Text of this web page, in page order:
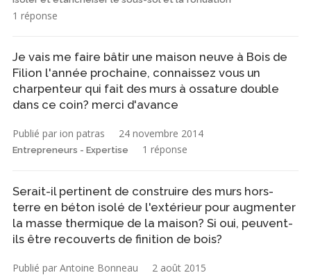
1 réponse
Je vais me faire bâtir une maison neuve à Bois de
Filion l'année prochaine, connaissez vous un
charpenteur qui fait des murs à ossature double
dans ce coin? merci d'avance
Publié par ion patras 24 novembre 2014
Entrepreneurs - Expertise 1 réponse
Serait-il pertinent de construire des murs hors-
terre en béton isolé de l'extérieur pour augmenter
la masse thermique de la maison? Si oui, peuvent-
ils être recouverts de finition de bois?
Publié par Antoine Bonneau 2 août 2015